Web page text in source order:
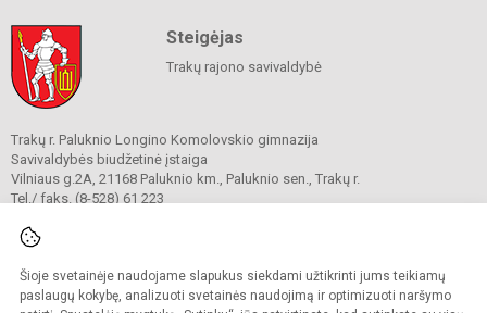
Šioje svetainėje naudojame slapukus siekdami užtikrinti jums teikiamų
paslaugų kokybę, analizuoti svetainės naudojimą ir optimizuoti naršymo
Steigėjas
Trakų rajono savivaldybė
Trakų r. Paluknio Longino Komolovskio gimnazija
Savivaldybės biudžetinė įstaiga
Vilniaus g.2A, 21168 Paluknio km., Paluknio sen., Trakų r.
Tel./ faks. (8-528) 61 223
Duomenys kaupiami ir saugomi
Įmonės kodas 190664781